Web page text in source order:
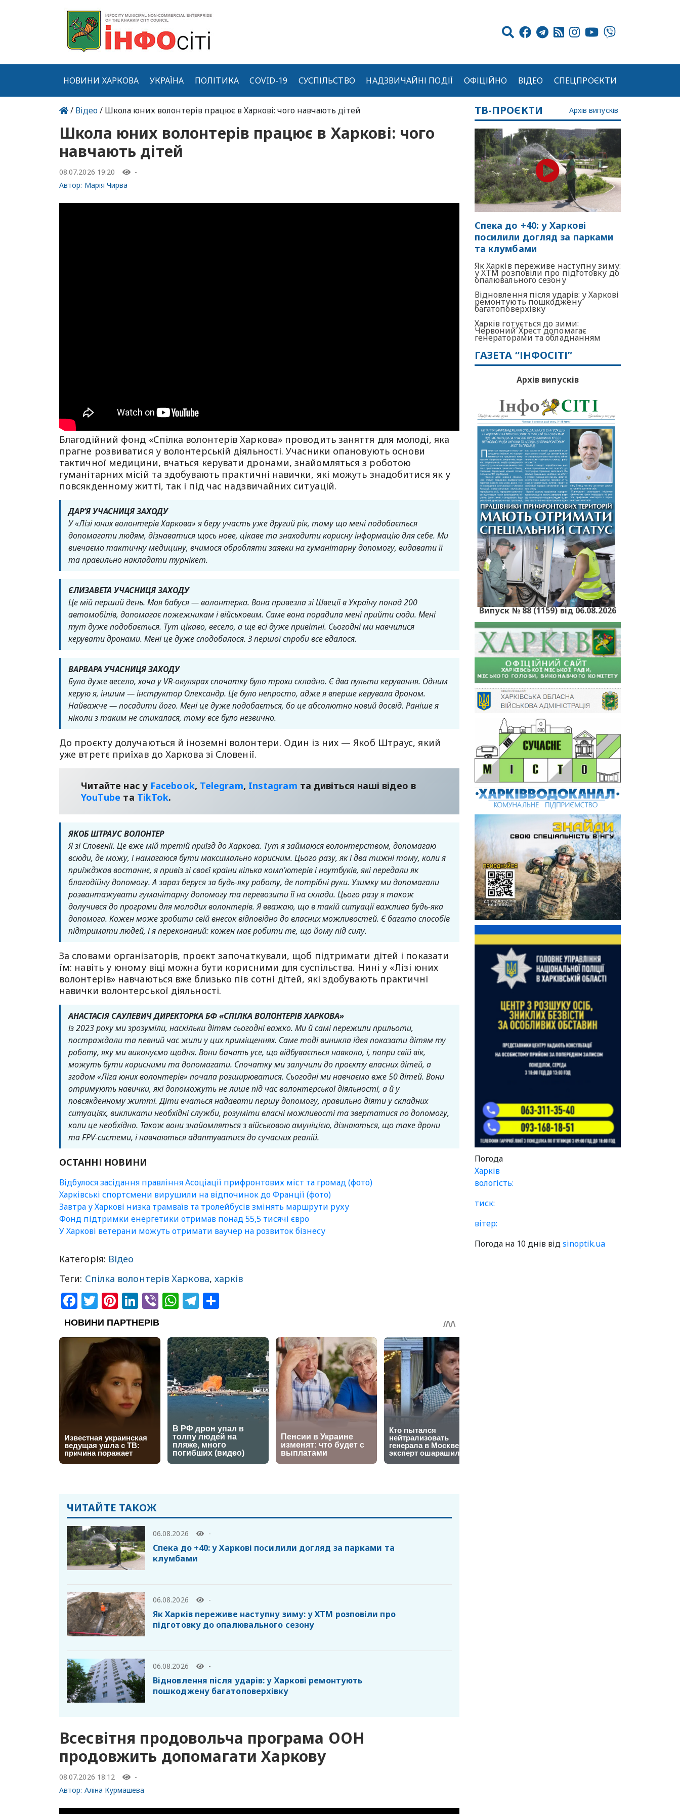
НОВИНИ ХАРКОВА УКРАЇНА ПОЛІТИКА COVID-19 СУСПІЛЬСТВО НАДЗВИЧАЙНІ ПОДІЇ ОФІЦІЙНО ВІДЕО СПЕЦПРОЄКТИ
/ Відео/ Школа юних волонтерів працює в Харкові: чого навчають дітей
Школа юних волонтерів працює в Харкові: чого
навчають дітей
08.07.2026 19:20
-
Автор: Марія Чирва
Благодійний фонд «Спілка волонтерів Харкова» проводить заняття для молоді, яка
прагне розвиватися у волонтерській діяльності. Учасники опановують основи
тактичної медицини, вчаться керувати дронами, знайомляться з роботою
гуманітарних місій та здобувають практичні навички, які можуть знадобитися як у
повсякденному житті, так і під час надзвичайних ситуацій.
ДАР’Я УЧАСНИЦЯ ЗАХОДУ
У «Лізі юних волонтерів Харкова» я беру участь уже другий рік, тому що мені подобається
допомагати людям, дізнаватися щось нове, цікаве та знаходити корисну інформацію для себе. Ми
вивчаємо тактичну медицину, вчимося обробляти заявки на гуманітарну допомогу, видавати її
та правильно накладати турнікет.
ЄЛИЗАВЕТА УЧАСНИЦЯ ЗАХОДУ
Це мій перший день. Моя бабуся — волонтерка. Вона привезла зі Швеції в Україну понад 200
автомобілів, допомагає пожежникам і військовим. Саме вона порадила мені прийти сюди. Мені
тут дуже подобається. Тут цікаво, весело, а ще всі дуже привітні. Сьогодні ми навчилися
керувати дронами. Мені це дуже сподобалося. З першої спроби все вдалося.
ВАРВАРА УЧАСНИЦЯ ЗАХОДУ
Було дуже весело, хоча у VR-окулярах спочатку було трохи складно. Є два пульти керування. Одним
керую я, іншим — інструктор Олександр. Це було непросто, адже я вперше керувала дроном.
Найважче — посадити його. Мені це дуже подобається, бо це абсолютно новий досвід. Раніше я
ніколи з таким не стикалася, тому все було незвично.
До проєкту долучаються й іноземні волонтери. Один із них — Якоб Штраус, який
уже втретє приїхав до Харкова зі Словенії.
Читайте нас у Facebook, Telegram, Instagram та дивіться наші відео в
YouТube та TikTok.
ЯКОБ ШТРАУС ВОЛОНТЕР
Я зі Словенії. Це вже мій третій приїзд до Харкова. Тут я займаюся волонтерством, допомагаю
всюди, де можу, і намагаюся бути максимально корисним. Цього разу, як і два тижні тому, коли я
приїжджав востаннє, я привіз зі своєї країни кілька комп’ютерів і ноутбуків, які передали як
благодійну допомогу. А зараз беруся за будь-яку роботу, де потрібні руки. Узимку ми допомагали
розвантажувати гуманітарну допомогу та перевозити її на склади. Цього разу я також
долучився до програми для молодих волонтерів. Я вважаю, що в такій ситуації важлива будь-яка
допомога. Кожен може зробити свій внесок відповідно до власних можливостей. Є багато способів
підтримати людей, і я переконаний: кожен має робити те, що йому під силу.
За словами організаторів, проєкт започаткували, щоб підтримати дітей і показати
їм: навіть у юному віці можна бути корисними для суспільства. Нині у «Лізі юних
волонтерів» навчаються вже близько пів сотні дітей, які здобувають практичні
навички волонтерської діяльності.
АНАСТАСІЯ САУЛЕВИЧ ДИРЕКТОРКА БФ «СПІЛКА ВОЛОНТЕРІВ ХАРКОВА»
Із 2023 року ми зрозуміли, наскільки дітям сьогодні важко. Ми й самі пережили прильоти,
постраждали та певний час жили у цих приміщеннях. Саме тоді виникла ідея показати дітям ту
роботу, яку ми виконуємо щодня. Вони бачать усе, що відбувається навколо, і, попри свій вік,
можуть бути корисними та допомагати. Спочатку ми залучили до проєкту власних дітей, а
згодом «Ліга юних волонтерів» почала розширюватися. Сьогодні ми навчаємо вже 50 дітей. Вони
отримують навички, які допоможуть не лише під час волонтерської діяльності, а й у
повсякденному житті. Діти вчаться надавати першу допомогу, правильно діяти у складних
ситуаціях, викликати необхідні служби, розуміти власні можливості та звертатися по допомогу,
коли це необхідно. Також вони знайомляться з військовою амуніцією, дізнаються, що таке дрони
та FPV-системи, і навчаються адаптуватися до сучасних реалій.
ОСТАННІ НОВИНИ
Відбулося засідання правління Асоціації прифронтових міст та громад (фото)
Харківські спортсмени вирушили на відпочинок до Франції (фото)
Завтра у Харкові низка трамваїв та тролейбусів змінять маршрути руху
Фонд підтримки енергетики отримав понад 55,5 тисячі євро
У Харкові ветерани можуть отримати ваучер на розвиток бізнесу
Категорія: Відео
Теги: Спілка волонтерів Харкова, харків
Facebook
Twitter
Pinterest
LinkedIn
ViberWhatsApp
Telegram
ЧИТАЙТЕ ТАКОЖ
06.08.2026 -
Спека до +40: у Харкові посилили догляд за парками та
клумбами
06.08.2026 -
Як Харків переживе наступну зиму: у ХТМ розповіли про
підготовку до опалювального сезону
06.08.2026 -
Відновлення після ударів: у Харкові ремонтують
пошкоджену багатоповерхівку
Всесвітня продовольча програма ООН
продовжить допомагати Харкову
08.07.2026 18:12
-
Автор: Аліна Курмашева
ТВ-ПРОЄКТИ Архів випусків
Спека до +40: у Харкові
посилили догляд за парками
та клумбами
Як Харків переживе наступну зиму:
у ХТМ розповіли про підготовку до
опалювального сезону
Відновлення після ударів: у Харкові
ремонтують пошкоджену
багатоповерхівку
Харків готується до зими:
Червоний Хрест допомагає
генераторами та обладнанням
ГАЗЕТА “ІНФОСІТІ”
Архів випусків
Випуск № 88 (1159) від 06.08.2026
Погода
Харків
вологість:
тиск:
вітер:
Погода на 10 днів відsinoptik.ua